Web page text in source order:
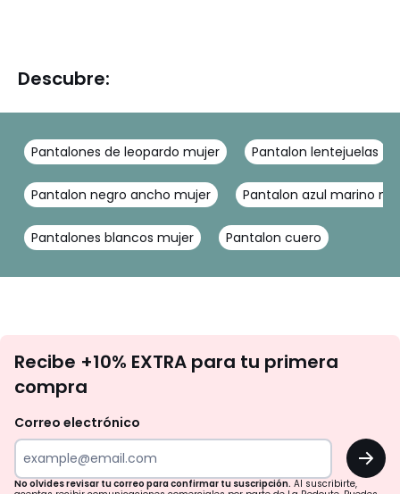
Descubre:
Pantalones de leopardo mujer Pantalon lentejuelas
Pantalon negro ancho mujer Pantalon azul marino
Pantalones blancos mujer Pantalon cuero
te
tu
para
Recibe +10% EXTRA para tu primera
compra
Correo electrónico
OK
No olvides revisar tu correo para confirmar tu suscripción. Al suscribirte,